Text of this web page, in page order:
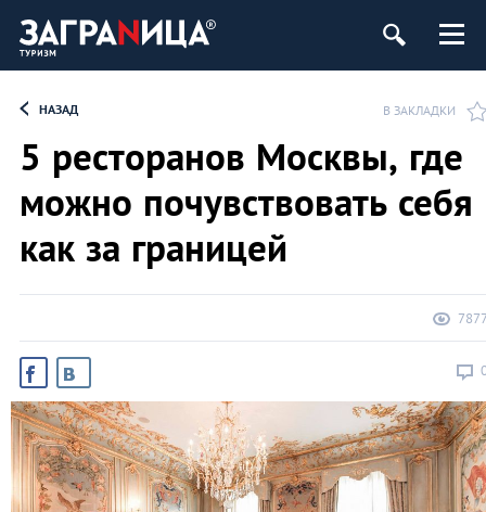
НАЗАД В ЗАКЛАДКИ
5 ресторанов Москвы, где
можно почувствовать себя
как за границей